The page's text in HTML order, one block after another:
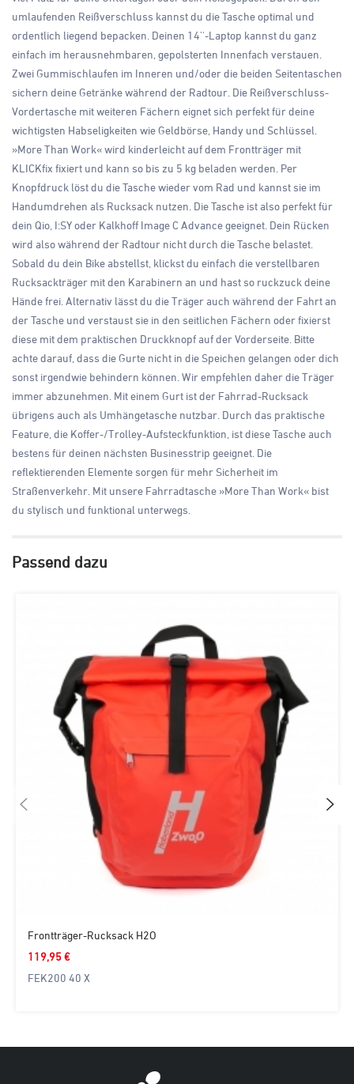
umlaufenden Reißverschluss kannst du die Tasche optimal und
ordentlich liegend bepacken. Deinen 14''-Laptop kannst du ganz
einfach im herausnehmbaren, gepolsterten Innenfach verstauen.
Zwei Gummischlaufen im Inneren und/oder die beiden Seitentaschen
sichern deine Getränke während der Radtour. Die Reißverschluss-
Vordertasche mit weiteren Fächern eignet sich perfekt für deine
wichtigsten Habseligkeiten wie Geldbörse, Handy und Schlüssel.
»More Than Work« wird kinderleicht auf dem Frontträger mit
KLICKfix fixiert und kann so bis zu 5 kg beladen werden. Per
Knopfdruck löst du die Tasche wieder vom Rad und kannst sie im
Handumdrehen als Rucksack nutzen. Die Tasche ist also perfekt für
dein Qio, I:SY oder Kalkhoff Image C Advance geeignet. Dein Rücken
wird also während der Radtour nicht durch die Tasche belastet.
Sobald du dein Bike abstellst, klickst du einfach die verstellbaren
Rucksackträger mit den Karabinern an und hast so ruckzuck deine
Hände frei. Alternativ lässt du die Träger auch während der Fahrt an
der Tasche und verstaust sie in den seitlichen Fächern oder fixierst
diese mit dem praktischen Druckknopf auf der Vorderseite. Bitte
achte darauf, dass die Gurte nicht in die Speichen gelangen oder dich
sonst irgendwie behindern können. Wir empfehlen daher die Träger
immer abzunehmen. Mit einem Gurt ist der Fahrrad-Rucksack
übrigens auch als Umhängetasche nutzbar. Durch das praktische
Feature, die Koffer-/Trolley-Aufsteckfunktion, ist diese Tasche auch
bestens für deinen nächsten Businesstrip geeignet. Die
reflektierenden Elemente sorgen für mehr Sicherheit im
Straßenverkehr. Mit unsere Fahrradtasche »More Than Work« bist
du stylisch und funktional unterwegs.
Passend dazu
Frontträger-Rucksack H2O
119,95 €
FEK200 40 X